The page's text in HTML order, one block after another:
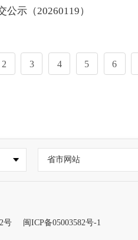
示（20260119）
2 3 4 5 6
省市网站
号 闽ICP备05003582号-1